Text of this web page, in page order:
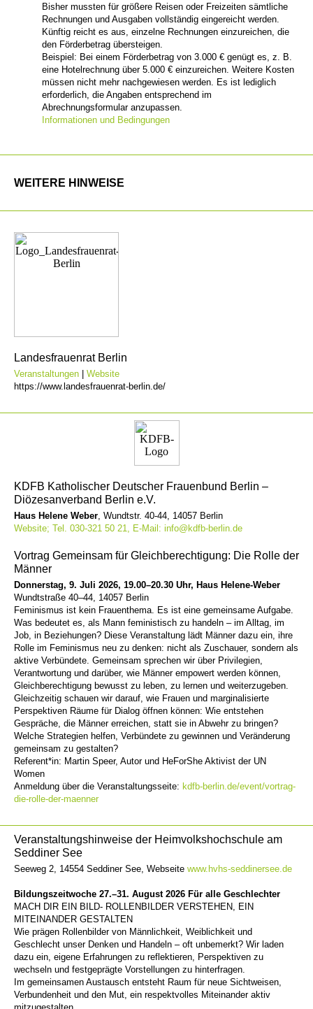
Bisher mussten für größere Reisen oder Freizeiten sämtliche
Rechnungen und Ausgaben vollständig eingereicht werden.
Künftig reicht es aus, einzelne Rechnungen einzureichen, die
den Förderbetrag übersteigen.
Beispiel: Bei einem Förderbetrag von 3.000 € genügt es, z. B.
eine Hotelrechnung über 5.000 € einzureichen. Weitere Kosten
müssen nicht mehr nachgewiesen werden. Es ist lediglich
erforderlich, die Angaben entsprechend im
Abrechnungsformular anzupassen.
Informationen und Bedingungen
WEITERE HINWEISE
Landesfrauenrat Berlin
Veranstaltungen
Website
https://www.landesfrauenrat-berlin.de/
KDFB Katholischer Deutscher Frauenbund Berlin –
Diözesanverband Berlin e.V.
Haus Helene Weber , Wundtstr. 40-44, 14057 Berlin
Website; Tel. 030-321 50 21, E-Mail: info@kdfb-berlin.de
Vortrag Gemeinsam für Gleichberechtigung: Die Rolle der
Männer
Donnerstag, 9. Juli 2026, 19.00–20.30 Uhr, Haus Helene-Weber
Wundtstraße 40–44, 14057 Berlin
Feminismus ist kein Frauenthema. Es ist eine gemeinsame Aufgabe.
Was bedeutet es, als Mann feministisch zu handeln – im Alltag, im
Job, in Beziehungen? Diese Veranstaltung lädt Männer dazu ein, ihre
Rolle im Feminismus neu zu denken: nicht als Zuschauer, sondern als
aktive Verbündete. Gemeinsam sprechen wir über Privilegien,
Verantwortung und darüber, wie Männer empowert werden können,
Gleichberechtigung bewusst zu leben, zu lernen und weiterzugeben.
Gleichzeitig schauen wir darauf, wie Frauen und marginalisierte
Perspektiven Räume für Dialog öffnen können: Wie entstehen
Gespräche, die Männer erreichen, statt sie in Abwehr zu bringen?
Welche Strategien helfen, Verbündete zu gewinnen und Veränderung
gemeinsam zu gestalten?
Referent*in: Martin Speer, Autor und HeForShe Aktivist der UN
Women
Anmeldung über die Veranstaltungsseite: kdfb-berlin.de/event/vortrag-
die-rolle-der-maenner
Veranstaltungshinweise der Heimvolkshochschule am
Seddiner See
Seeweg 2, 14554 Seddiner See, Webseite www.hvhs-seddinersee.de
Bildungszeitwoche 27.–31. August 2026 Für alle Geschlechter
MACH DIR EIN BILD- ROLLENBILDER VERSTEHEN, EIN
MITEINANDER GESTALTEN
Wie prägen Rollenbilder von Männlichkeit, Weiblichkeit und
Geschlecht unser Denken und Handeln – oft unbemerkt? Wir laden
dazu ein, eigene Erfahrungen zu reflektieren, Perspektiven zu
wechseln und festgeprägte Vorstellungen zu hinterfragen.
Im gemeinsamen Austausch entsteht Raum für neue Sichtweisen,
Verbundenheit und den Mut, ein respektvolles Miteinander aktiv